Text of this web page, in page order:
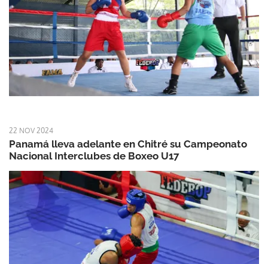
22 NOV 2024
Panamá lleva adelante en Chitré su Campeonato
Nacional Interclubes de Boxeo U17